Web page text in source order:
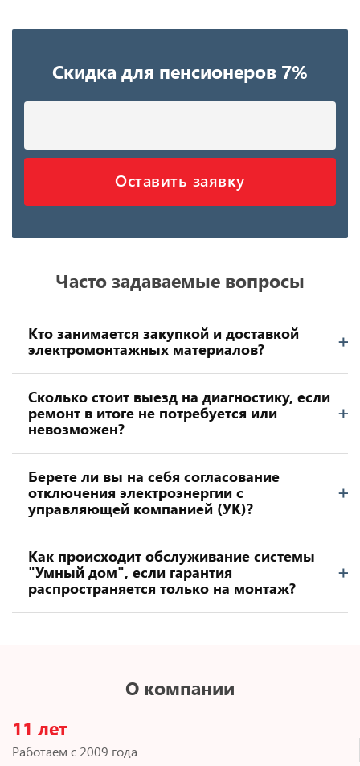
Скидка для пенсионеров 7%
Оставить заявку
Часто задаваемые вопросы
Кто занимается закупкой и доставкой
электромонтажных материалов?
Сколько стоит выезд на диагностику, если
ремонт в итоге не потребуется или
невозможен?
Берете ли вы на себя согласование
отключения электроэнергии с
управляющей компанией (УК)?
Как происходит обслуживание системы
"Умный дом", если гарантия
распространяется только на монтаж?
О компании
11 лет
Работаем с 2009 года